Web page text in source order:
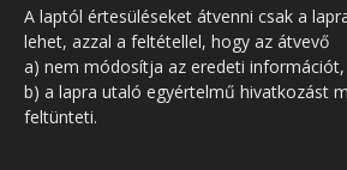
A laptól értesüléseket átvenni csak a
lehet, azzal a feltétellel, hogy az átvevő
a) nem módosítja az eredeti információt,
b) a lapra utaló egyértelmű hivatkozást
feltünteti.